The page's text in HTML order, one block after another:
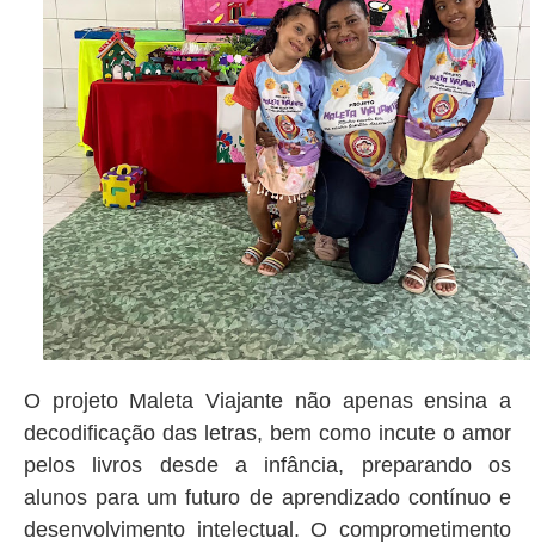
O projeto Maleta Viajante não apenas ensina a
decodificação das letras, bem como incute o amor
pelos livros desde a infância, preparando os
alunos para um futuro de aprendizado contínuo e
desenvolvimento intelectual. O comprometimento